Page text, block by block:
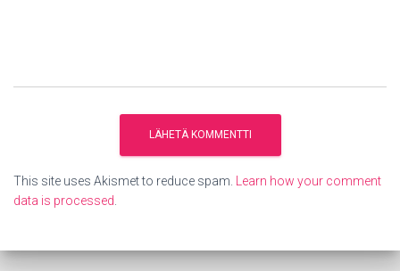
This site uses Akismet to reduce spam.
Learn how your comment
data is processed